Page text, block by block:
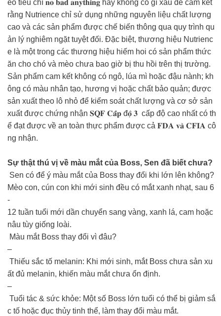
eo tiêu chí 𝐧𝐨 𝐛𝐚𝐝 𝐚𝐧𝐲𝐭𝐡𝐢𝐧𝐠 hay không có gì xấu để cam kết
rằng Nutrience chỉ sử dụng những nguyên liệu chất lượng
cao và các sản phẩm được chế biến thông qua quy trình qu
ản lý nghiêm ngặt tuyệt đối. Đặc biệt, thương hiệu Nutrienc
e là một trong các thương hiệu hiếm hoi có sản phẩm thức
ăn cho chó và mèo chưa bao giờ bị thu hồi trên thị trường.
Sản phẩm cam kết không có ngô, lúa mì hoặc đậu nành; kh
ông có màu nhân tạo, hương vị hoặc chất bảo quản; được
sản xuất theo lô nhỏ để kiểm soát chất lượng và cơ sở sản
xuất được chứng nhận 𝐒𝐐𝐅 𝐂𝐚̂́𝐩 đ𝐨̣̂ 𝟑 cấp độ cao nhất có th
ể đạt được về an toàn thực phẩm được cả 𝐅𝐃𝐀 𝐯𝐚̀ 𝐂𝐅𝐈𝐀 cô
ng nhận.
Sự thật thú vị về màu mắt của Boss, Sen đã biết chưa?
Sen có để ý màu mắt của Boss thay đổi khi lớn lên không?
Mèo con, cún con khi mới sinh đều có mắt xanh nhạt, sau 6
-
12 tuần tuổi mới dần chuyển sang vàng, xanh lá, cam hoặc
nâu tùy giống loài.
Màu mắt Boss thay đổi vì đâu?
–
Thiếu sắc tố melanin: Khi mới sinh, mắt Boss chưa sản xu
ất đủ melanin, khiến màu mắt chưa ổn định.
–
Tuổi tác & sức khỏe: Một số Boss lớn tuổi có thể bị giảm sắ
c tố hoặc đục thủy tinh thể, làm thay đổi màu mắt.